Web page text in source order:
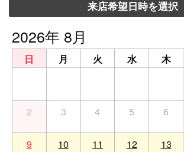
来店希望日時を選択
2026年 8月
日 月 火 水 木
2 3 4 5 6
9 10 11 12 13